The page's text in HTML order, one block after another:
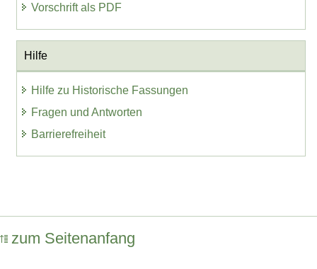
Vorschrift als PDF
Hilfe
Hilfe zu Historische Fassungen
Fragen und Antworten
Barrierefreiheit
zum Seitenanfang